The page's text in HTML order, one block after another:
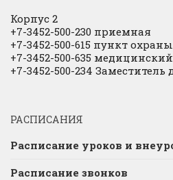
Корпус 2
+7-3452-500-230 приемная
+7-3452-500-615 пункт охраны
+7-3452-500-635
+7-3452-500-234
РАСПИСАНИЯ
Расписание уроков и
Расписание звонков